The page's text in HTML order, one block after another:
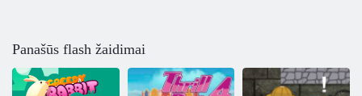
Panašūs flash žaidimai